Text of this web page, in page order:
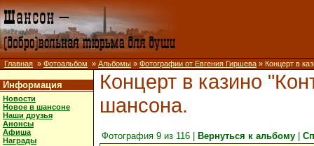
Главная » Фотоальбом » Альбомы » Фотографии от Евгения Гиршева » Концерт в
Информация
Новости
Новое в шансоне
Наши друзья
Анонсы
Афиша
Награды
Концерт в казино
шансона.
Фотография 9 из 116 | Вернуться к альбому